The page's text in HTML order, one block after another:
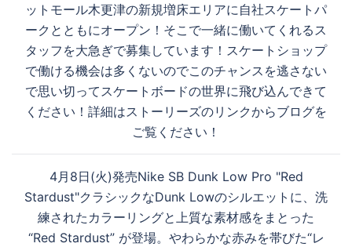
ビ
ゲ
ー
シ
ョ
ットモール木更津の新規増床エリアに自社スケートパ
ークとともにオープン！そこで一緒に働いてくれるス
タッフを大急ぎで募集しています！スケートショップ
で働ける機会は多くないのでこのチャンスを逃さない
で思い切ってスケートボードの世界に飛び込んできて
ください！詳細はストーリーズのリンクからブログを
ご覧ください！
4月8日(火)発売Nike SB Dunk Low Pro "Red
Stardust"クラシックなDunk Lowのシルエットに、洗
練されたカラーリングと上質な素材感をまとった
“Red Stardust” が登場。やわらかな赤みを帯びた“レ